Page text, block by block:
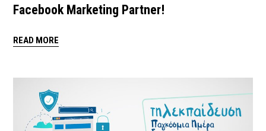
Facebook Marketing Partner!
READ MORE